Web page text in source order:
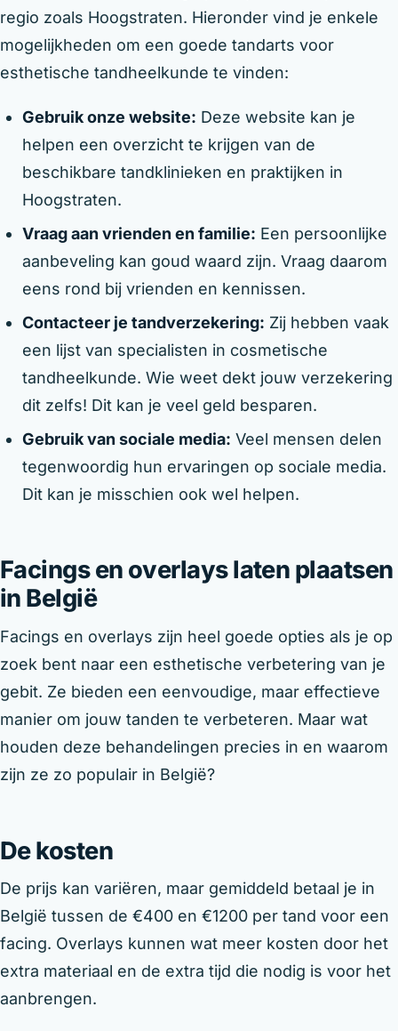
regio zoals Hoogstraten. Hieronder vind je enkele
mogelijkheden om een goede tandarts voor
esthetische tandheelkunde te vinden:
Gebruik onze website: Deze website kan je
helpen een overzicht te krijgen van de
beschikbare tandklinieken en praktijken in
Hoogstraten.
Vraag aan vrienden en familie: Een persoonlijke
aanbeveling kan goud waard zijn. Vraag daarom
eens rond bij vrienden en kennissen.
Contacteer je tandverzekering: Zij hebben vaak
een lijst van specialisten in cosmetische
tandheelkunde. Wie weet dekt jouw verzekering
dit zelfs! Dit kan je veel geld besparen.
Gebruik van sociale media: Veel mensen delen
tegenwoordig hun ervaringen op sociale media.
Dit kan je misschien ook wel helpen.
Facings en overlays laten plaatsen
in België
Facings en overlays zijn heel goede opties als je op
zoek bent naar een esthetische verbetering van je
gebit. Ze bieden een eenvoudige, maar effectieve
manier om jouw tanden te verbeteren. Maar wat
houden deze behandelingen precies in en waarom
zijn ze zo populair in België?
De kosten
De prijs kan variëren, maar gemiddeld betaal je in
België tussen de €400 en €1200 per tand voor een
facing. Overlays kunnen wat meer kosten door het
extra materiaal en de extra tijd die nodig is voor het
aanbrengen.